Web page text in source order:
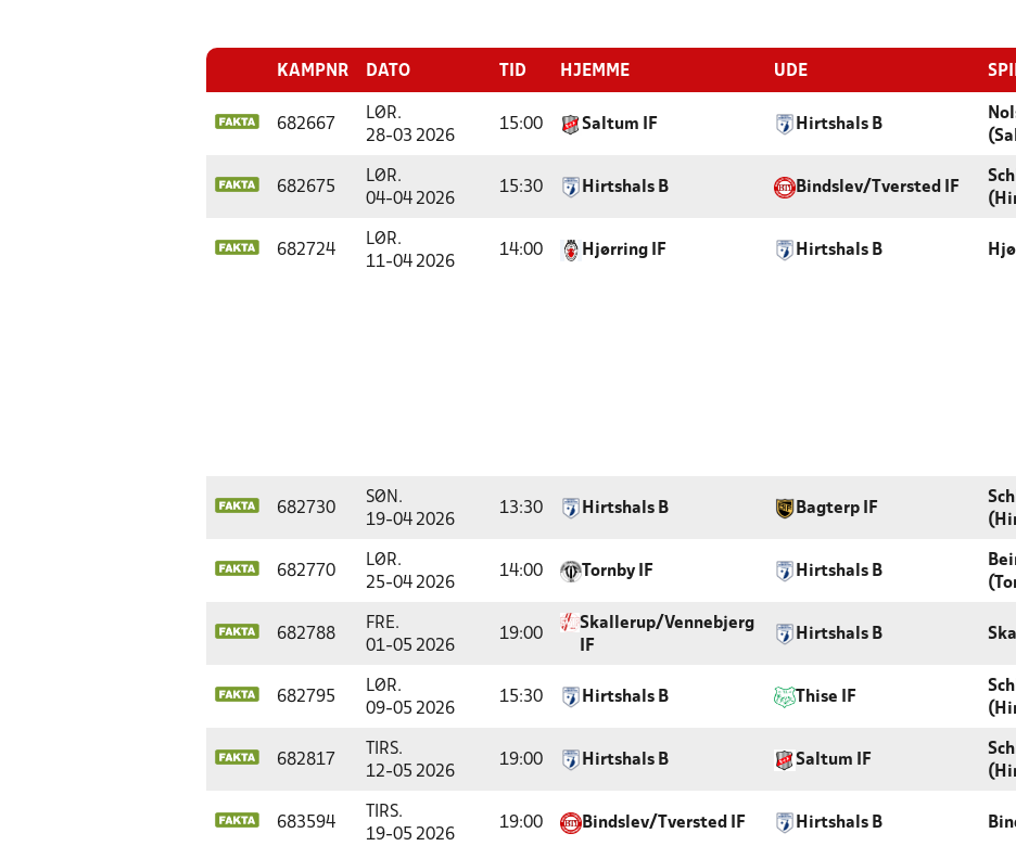
KAMPNR DATO TID HJEMME UDE
682667
LØR.
28-03 2026
15:00 Saltum IF Hirtshals B
682675
LØR.
04-04 2026
15:30 Hirtshals B Bindslev/Tversted IF
682724
LØR.
11-04 2026
14:00 Hjørring IF Hirtshals B
682730
SØN.
19-04 2026
13:30 Hirtshals B Bagterp IF
682770
LØR.
25-04 2026
14:00 Tornby IF Hirtshals B
682788
FRE.
01-05 2026
19:00
Skallerup/Vennebjerg
IF
Hirtshals B
682795
LØR.
09-05 2026
15:30 Hirtshals B Thise IF
682817
TIRS.
12-05 2026
19:00 Hirtshals B Saltum IF
683594
TIRS.
19-05 2026
19:00 Bindslev/Tversted IF Hirtshals B